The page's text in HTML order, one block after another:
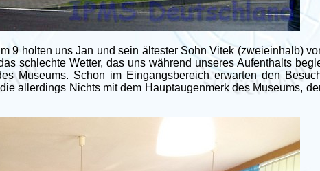
9 holten uns Jan und sein ältester Sohn Vitek (zweieinhalb)
schlechte Wetter, das uns während unseres Aufenthalts
Museums. Schon im Eingangsbereich erwarten den
allerdings Nichts mit dem Hauptaugenmerk des Museums,